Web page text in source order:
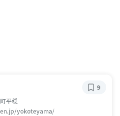
平穏
yokoteyama/
9